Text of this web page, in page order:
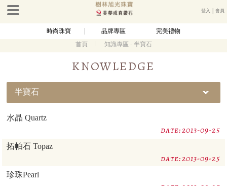
登入 │會員
時尚珠寶 品牌專區
完美禮物
首頁
知識專區 - 半寶石
KNOWLEDGE
半寶石
水晶 Quartz
date:2013-09-25
拓帕石 Topaz
date:2013-09-25
珍珠Pearl